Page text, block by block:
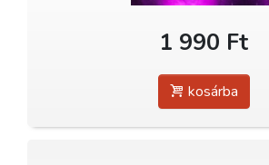
1 990 Ft
kosárba